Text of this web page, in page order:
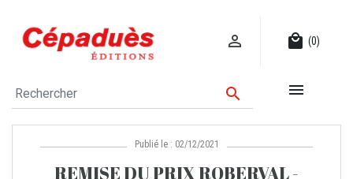
 local_mall (0)
 
Publié le : 02/12/2021
REMISE DU PRIX ROBERVAL -